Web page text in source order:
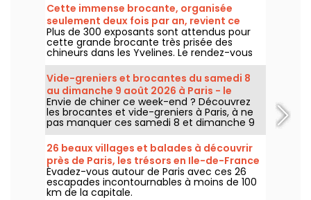
Cette immense brocante, organisée
seulement deux fois par an, revient ce
week-end dans les Yvelines
Plus de 300 exposants sont attendus pour
cette grande brocante très prisée des
chineurs dans les Yvelines. Le rendez-vous
revient sous le parking du Carrefour de
Montesson le dimanche 9 août 2026.
Vide-greniers et brocantes du samedi 8
au dimanche 9 août 2026 à Paris - le
programme du week-end
Envie de chiner ce week-end ? Découvrez
les brocantes et vide-greniers à Paris, à ne
pas manquer ces samedi 8 et dimanche 9
août 2026 pour faire le plein de bonnes
affaires.
26 beaux villages et balades à découvrir
près de Paris, les trésors en Ile-de-France
Évadez-vous autour de Paris avec ces 26
escapades incontournables à moins de 100
km de la capitale.